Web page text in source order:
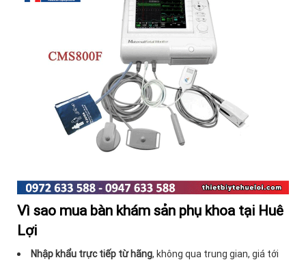
Vì sao mua bàn khám sản phụ khoa tại Huê
Lợi
Nhập khẩu trực tiếp từ hãng, không qua trung gian, giá tới